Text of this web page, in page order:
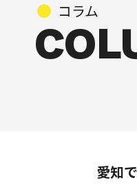
コラム
愛知